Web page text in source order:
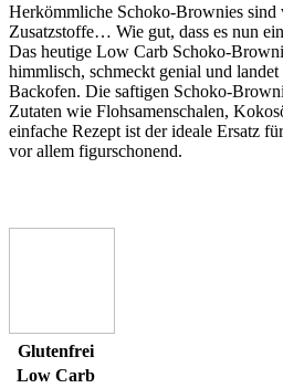
Herkömmliche Schoko-Brownies sind
Zusatzstoffe… Wie gut, dass es nun
Das heutige Low Carb Schoko-
himmlisch, schmeckt genial und
Backofen. Die saftigen Schoko-
Zutaten wie Flohsamenschalen,
einfache Rezept ist der ideale Ersatz
vor allem figurschonend.
Glutenfrei
Low Carb